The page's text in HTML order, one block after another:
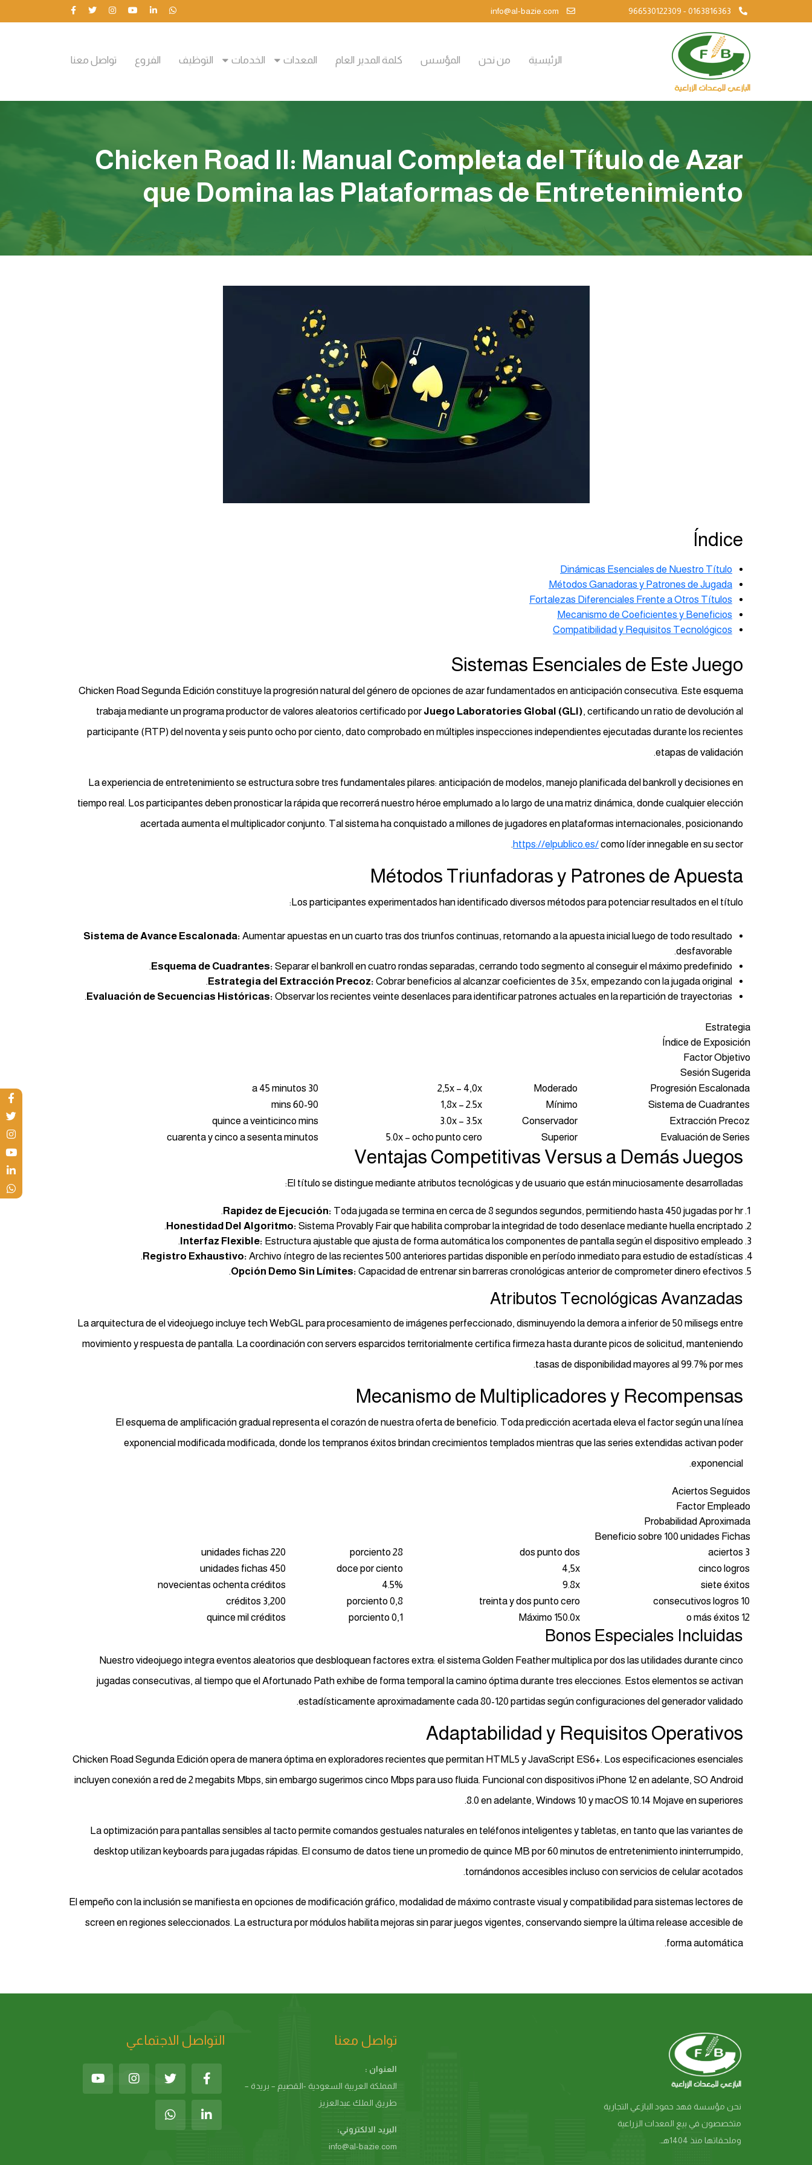
966530122309 - 0163816363
الرئيسية من نحن المؤسس كلمة المدير العام المعدات الخدمات التوظيف الفروع تواصل معنا
Chicken Road II: Manual Completa del Título de Azar
que Domina las Plataformas de Entretenimiento
Índice
Dinámicas Esenciales de Nuestro Título
Métodos Ganadoras y Patrones de Jugada
Fortalezas Diferenciales Frente a Otros Títulos
Mecanismo de Coeficientes y Beneficios
Compatibilidad y Requisitos Tecnológicos
Sistemas Esenciales de Este Juego
Chicken Road Segunda Edición constituye la progresión natural del género de opciones de azar fundamentados en anticipación consecutiva. Este esquema
trabaja mediante un programa productor de valores aleatorios certificado por Juego Laboratories Global (GLI), certificando un ratio de devolución al
participante (RTP) del noventa y seis punto ocho por ciento, dato comprobado en múltiples inspecciones independientes ejecutadas durante los recientes
etapas de validación.
La experiencia de entretenimiento se estructura sobre tres fundamentales pilares: anticipación de modelos, manejo planificada del bankroll y decisiones en
tiempo real. Los participantes deben pronosticar la rápida que recorrerá nuestro héroe emplumado a lo largo de una matriz dinámica, donde cualquier elección
acertada aumenta el multiplicador conjunto. Tal sistema ha conquistado a millones de jugadores en plataformas internacionales, posicionando
https://elpublico.es/como líder innegable en su sector.
Métodos Triunfadoras y Patrones de Apuesta
Los participantes experimentados han identificado diversos métodos para potenciar resultados en el título:
Sistema de Avance Escalonada: Aumentar apuestas en un cuarto tras dos triunfos continuas, retornando a la apuesta inicial luego de todo resultado
desfavorable.
Esquema de Cuadrantes: Separar el bankroll en cuatro rondas separadas, cerrando todo segmento al conseguir el máximo predefinido.
Estrategia del Extracción Precoz: Cobrar beneficios al alcanzar coeficientes de 3.5x, empezando con la jugada original.
Evaluación de Secuencias Históricas: Observar los recientes veinte desenlaces para identificar patrones actuales en la repartición de trayectorias.
Estrategia
Índice de Exposición
Factor Objetivo
Sesión Sugerida
Progresión Escalonada
Moderado
2,5x – 4,0x
30 a 45 minutos
Sistema de Cuadrantes
Mínimo
1,8x – 2.5x
60-90 mins
Extracción Precoz
Conservador
3.0x – 3.5x
quince a veinticinco mins
Evaluación de Series
Superior
5.0x – ocho punto cero
cuarenta y cinco a sesenta minutos
Ventajas Competitivas Versus a Demás Juegos
El título se distingue mediante atributos tecnológicas y de usuario que están minuciosamente desarrolladas:
Rapidez de Ejecución: Toda jugada se termina en cerca de 8 segundos segundos, permitiendo hasta 450 jugadas por hr.
Honestidad Del Algoritmo: Sistema Provably Fair que habilita comprobar la integridad de todo desenlace mediante huella encriptado.
Interfaz Flexible: Estructura ajustable que ajusta de forma automática los componentes de pantalla según el dispositivo empleado.
Registro Exhaustivo: Archivo íntegro de las recientes 500 anteriores partidas disponible en período inmediato para estudio de estadísticas.
Opción Demo Sin Límites: Capacidad de entrenar sin barreras cronológicas anterior de comprometer dinero efectivos.
Atributos Tecnológicas Avanzadas
La arquitectura de el videojuego incluye tech WebGL para procesamiento de imágenes perfeccionado, disminuyendo la demora a inferior de 50 milisegs entre
movimiento y respuesta de pantalla. La coordinación con servers esparcidos territorialmente certifica firmeza hasta durante picos de solicitud, manteniendo
tasas de disponibilidad mayores al 99.7% por mes.
Mecanismo de Multiplicadores y Recompensas
El esquema de amplificación gradual representa el corazón de nuestra oferta de beneficio. Toda predicción acertada eleva el factor según una línea
exponencial modificada modificada, donde los tempranos éxitos brindan crecimientos templados mientras que las series extendidas activan poder
exponencial.
Aciertos Seguidos
Factor Empleado
Probabilidad Aproximada
Beneficio sobre 100 unidades Fichas
3 aciertos
dos punto dos
28 porciento
220 unidades fichas
cinco logros
4,5x
doce por ciento
450 unidades fichas
siete éxitos
9.8x
4.5%
novecientas ochenta créditos
10 consecutivos logros
treinta y dos punto cero
0,8 porciento
3,200 créditos
12 o más éxitos
Máximo 150.0x
0,1 porciento
quince mil créditos
Bonos Especiales Incluidas
Nuestro videojuego integra eventos aleatorios que desbloquean factores extra: el sistema Golden Feather multiplica por dos las utilidades durante cinco
jugadas consecutivas, al tiempo que el Afortunado Path exhibe de forma temporal la camino óptima durante tres elecciones. Estos elementos se activan
estadísticamente aproximadamente cada 80-120 partidas según configuraciones del generador validado.
Adaptabilidad y Requisitos Operativos
Chicken Road Segunda Edición opera de manera óptima en exploradores recientes que permitan HTML5 y JavaScript ES6+. Los especificaciones esenciales
incluyen conexión a red de 2 megabits Mbps, sin embargo sugerimos cinco Mbps para uso fluida. Funcional con dispositivos iPhone 12 en adelante, SO Android
8.0 en adelante, Windows 10 y macOS 10.14 Mojave en superiores.
La optimización para pantallas sensibles al tacto permite comandos gestuales naturales en teléfonos inteligentes y tabletas, en tanto que las variantes de
desktop utilizan keyboards para jugadas rápidas. El consumo de datos tiene un promedio de quince MB por 60 minutos de entretenimiento ininterrumpido,
tornándonos accesibles incluso con servicios de celular acotados.
El empeño con la inclusión se manifiesta en opciones de modificación gráfico, modalidad de máximo contraste visual y compatibilidad para sistemas lectores de
screen en regiones seleccionados. La estructura por módulos habilita mejoras sin parar juegos vigentes, conservando siempre la última release accesible de
forma automática.
نحن مؤسسة فهد حمود البازعي التجارية
متخصصون في بيع المعدات الزراعية
وملحقاتها منذ 1404هـ.
تواصل معنا
العنوان :
المملكة العربية السعودية -القصيم – بريدة –
طريق الملك عبدالعزيز
البريد الالكتروني:
info@al-bazie.com
التواصل الاجتماعي